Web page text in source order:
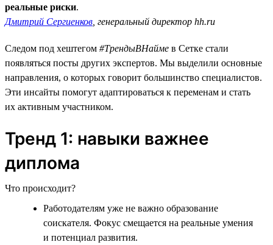
реальные риски.
Дмитрий Сергиенков , генеральный директор hh.ru
Следом под хештегом #ТрендыВНайме в Сетке стали
появляться посты других экспертов. Мы выделили основные
направления, о которых говорит большинство специалистов.
Эти инсайты помогут адаптироваться к переменам и стать
их активным участником.
Тренд 1: навыки важнее
диплома
Что происходит?
Работодателям уже не важно образование
соискателя. Фокус смещается на реальные умения
и потенциал развития.